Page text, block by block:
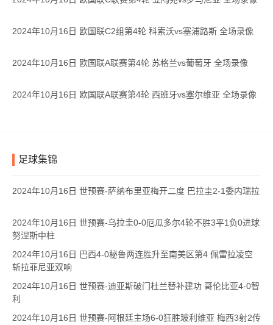
2024年10月16日 欧国联C2组第4轮 科索沃vs塞浦路斯 全场录像
2024年10月16日 欧国联A联赛第4轮 苏格兰vs葡萄牙 全场录像
2024年10月16日 欧国联A联赛第4轮 西班牙vs塞尔维亚 全场录像
足球集锦
2024年10月16日 世预赛-萨纳布里亚梅开二度 巴拉圭2-1委内瑞拉
2024年10月16日 世预赛-乌拉圭0-0厄瓜多尔4轮不胜3平1负0进球
努涅斯中柱
2024年10月16日 巴西4-0秘鲁两连胜升至南美区第4 佩雷拉凌空
斩拉菲尼亚双响
2024年10月16日 世预赛-迪亚斯破门杜兰替补建功 哥伦比亚4-0智
利
2024年10月16日 世预赛-阿根廷主场6-0狂胜玻利维亚 梅西3射2传